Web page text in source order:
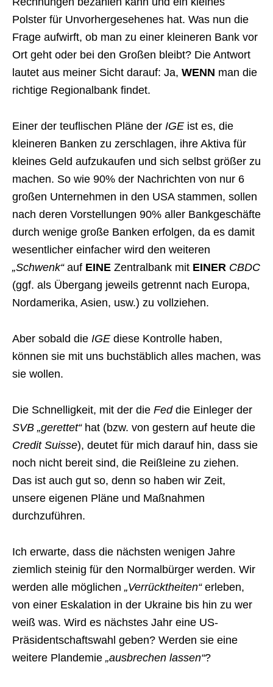
Polster für Unvorhergesehenes hat. Was nun die
Frage aufwirft, ob man zu einer kleineren Bank vor
Ort geht oder bei den Großen bleibt? Die Antwort
lautet aus meiner Sicht darauf: Ja, WENN man die
richtige Regionalbank findet.
Einer der teuflischen Pläne der IGE ist es, die
kleineren Banken zu zerschlagen, ihre Aktiva für
kleines Geld aufzukaufen und sich selbst größer zu
machen. So wie 90% der Nachrichten von nur 6
großen Unternehmen in den USA stammen, sollen
nach deren Vorstellungen 90% aller Bankgeschäfte
durch wenige große Banken erfolgen, da es damit
wesentlicher einfacher wird den weiteren
„Schwenk“auf EINE Zentralbank mit EINER CBDC
(ggf. als Übergang jeweils getrennt nach Europa,
Nordamerika, Asien, usw.) zu vollziehen.
Aber sobald die IGE diese Kontrolle haben,
können sie mit uns buchstäblich alles machen, was
sie wollen.
Die Schnelligkeit, mit der die Feddie Einleger der
SVB „gerettet“hat (bzw. von gestern auf heute die
Credit Suisse), deutet für mich darauf hin, dass sie
noch nicht bereit sind, die Reißleine zu ziehen.
Das ist auch gut so, denn so haben wir Zeit,
unsere eigenen Pläne und Maßnahmen
durchzuführen.
Ich erwarte, dass die nächsten wenigen Jahre
ziemlich steinig für den Normalbürger werden. Wir
werden alle möglichen „Verrücktheiten“erleben,
von einer Eskalation in der Ukraine bis hin zu wer
weiß was. Wird es nächstes Jahr eine US-
Präsidentschaftswahl geben? Werden sie eine
weitere Plandemie „ausbrechen lassen“?